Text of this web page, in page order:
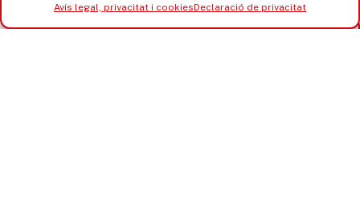
Avís legal, privacitat i cookiesDeclaració de privacitat